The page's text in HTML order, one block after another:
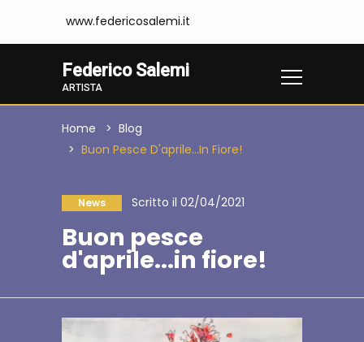
www.federicosalemi.it
Federico Salemi
ARTISTA
Home
Blog
Buon Pesce D'aprile...in Fiore!
News Scritto il 02/04/2021
Buon pesce
d'aprile...in fiore!